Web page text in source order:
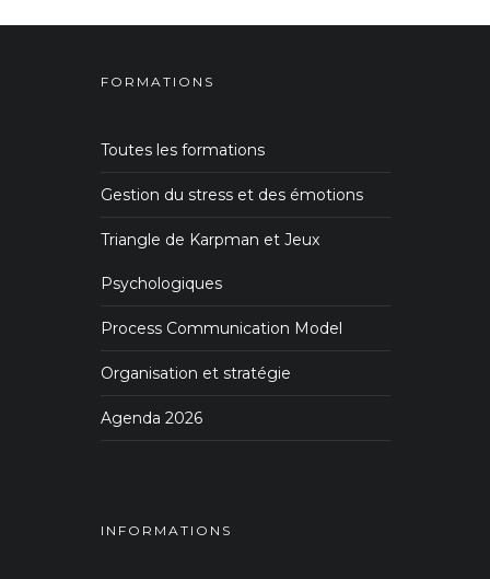
FORMATIONS
Toutes les formations
Gestion du stress et des émotions
Triangle de Karpman et Jeux
Psychologiques
Process Communication Model
Organisation et stratégie
Agenda 2026
INFORMATIONS